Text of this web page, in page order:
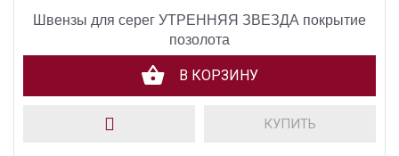
Швензы для серег УТРЕННЯЯ ЗВЕЗДА покрытие
позолота
В КОРЗИНУ
КУПИТЬ